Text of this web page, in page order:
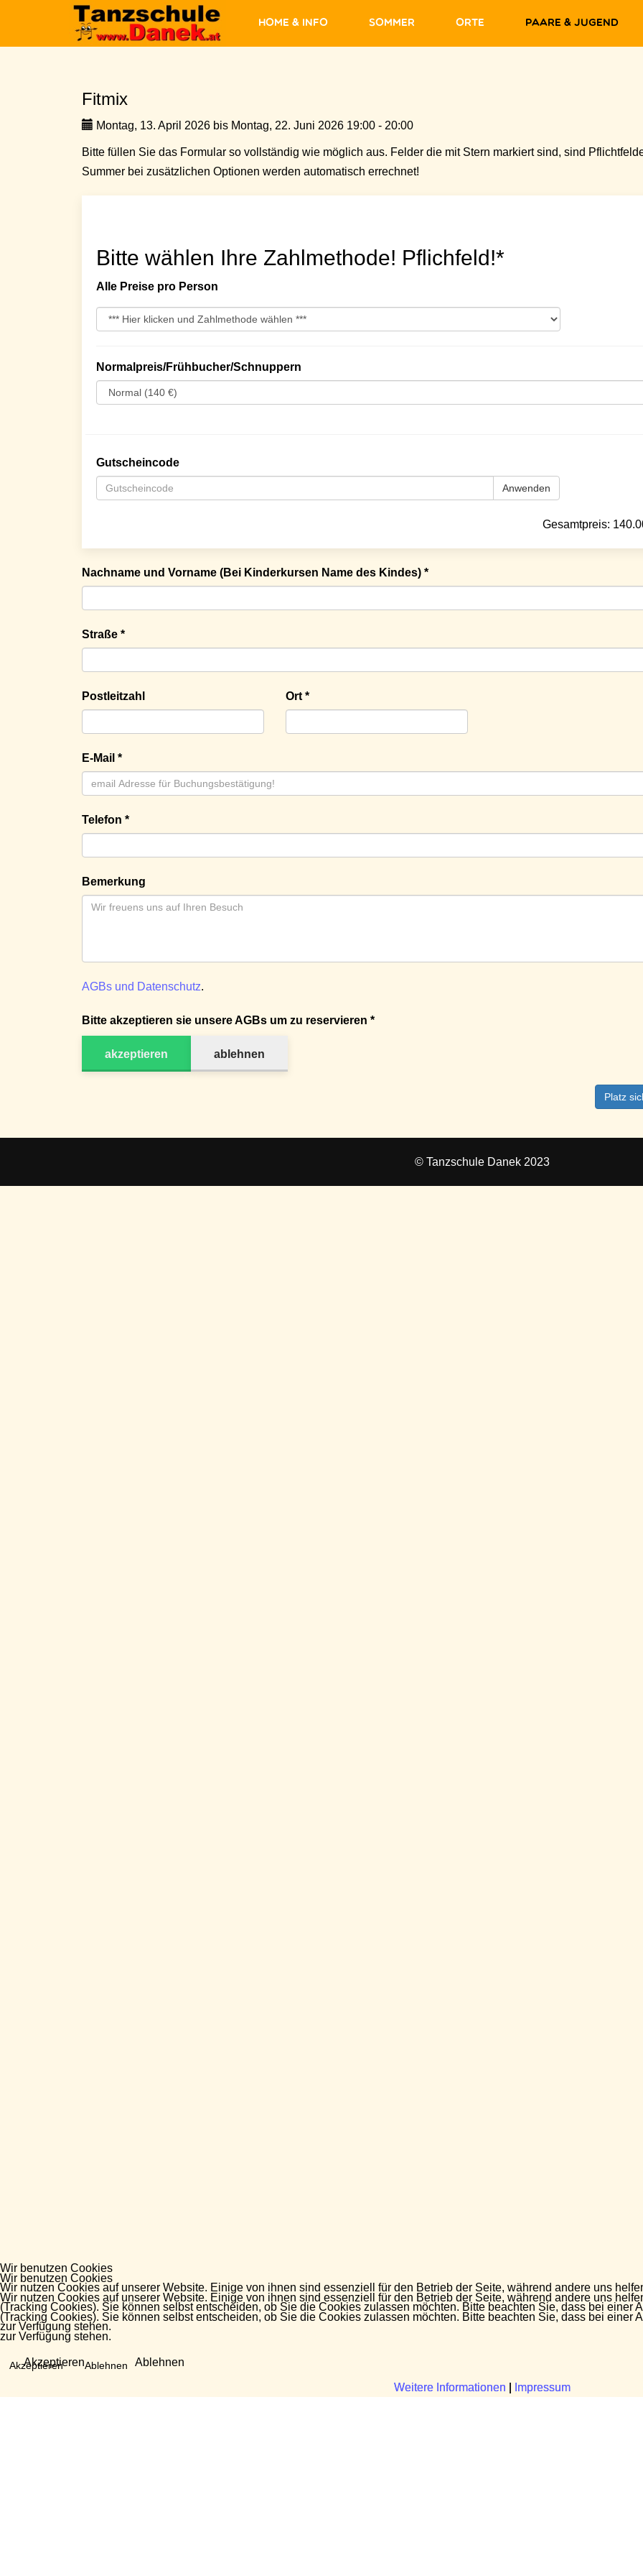
Home & Info Sommer Orte Paare & Jugend
Fitmix
Montag, 13. April 2026 bis Montag, 22. Juni 2026 19:00 - 20:00
Bitte füllen Sie das Formular so vollständig wie möglich aus. Felder die mit Stern markiert sind, sind
Summer bei zusätzlichen Optionen werden automatisch errechnet!
Bitte wählen Ihre Zahlmethode! Pflichfeld!*
Alle Preise pro Person
Normalpreis/Frühbucher/Schnuppern
Gutscheincode
Anwenden
Gesamtpreis:
Nachname und Vorname (Bei Kinderkursen Name des Kindes) *
Straße *
Postleitzahl Ort *
E-Mail *
Telefon *
Bemerkung
AGBs und Datenschutz.
Bitte akzeptieren sie unsere AGBs um zu reservieren *
akzeptieren ablehnen
Wir benutzen Cookies
Wir nutzen Cookies auf unserer Website. Einige von ihnen sind essenziell für den Betrieb der Seite, während andere uns
(Tracking Cookies). Sie können selbst entscheiden, ob Sie die Cookies zulassen möchten. Bitte beachten Sie, dass bei
zur Verfügung stehen.
Akzeptieren Ablehnen
Weitere Informationen Impressum
Platz
© Tanzschule Danek 2023
Wir benutzen Cookies
Wir nutzen Cookies auf unserer Website. Einige von ihnen sind essenziell für den Betrieb der Seite, während andere uns
(Tracking Cookies). Sie können selbst entscheiden, ob Sie die Cookies zulassen möchten. Bitte beachten Sie, dass bei
zur Verfügung stehen.
Akzeptieren Ablehnen
Weitere Informationen Impressum